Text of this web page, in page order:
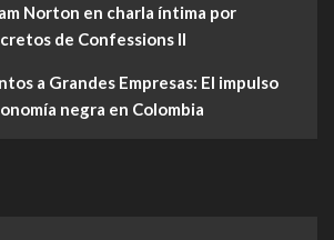
Norton en charla íntima por
de Confessions II
a Grandes Empresas: El impulso
negra en Colombia